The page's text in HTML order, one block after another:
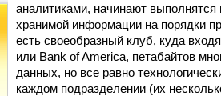
аналитиками, начинают
хранимой информации на порядки
есть своеобразный клуб, куда
или Bank of America, петабайтов
данных, но все равно
каждом подразделении (их